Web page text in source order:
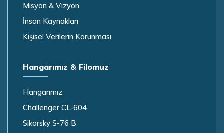
Misyon & Vizyon
İnsan Kaynakları
Kişisel Verilerin Korunması
Hangarımız & Filomuz
Hangarımız
Challenger CL-604
Sikorsky S-76 B